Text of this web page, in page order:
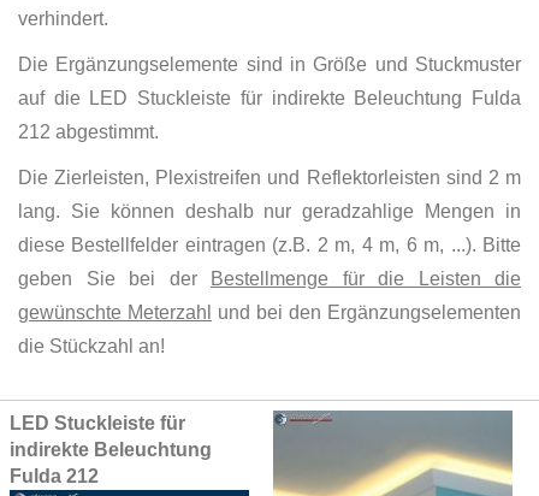
verhindert.
Die Ergänzungselemente sind in Größe und Stuckmuster
auf die LED Stuckleiste für indirekte Beleuchtung Fulda
212 abgestimmt.
Die Zierleisten, Plexistreifen und Reflektorleisten sind 2 m
lang. Sie können deshalb nur geradzahlige Mengen in
diese Bestellfelder eintragen (z.B. 2 m, 4 m, 6 m, ...). Bitte
geben Sie bei der
Bestellmenge für die Leisten die
gewünschte Meterzahl
und bei den Ergänzungselementen
die Stückzahl an!
Grouped
product
items
LED Stuckleiste für
indirekte Beleuchtung
Fulda 212